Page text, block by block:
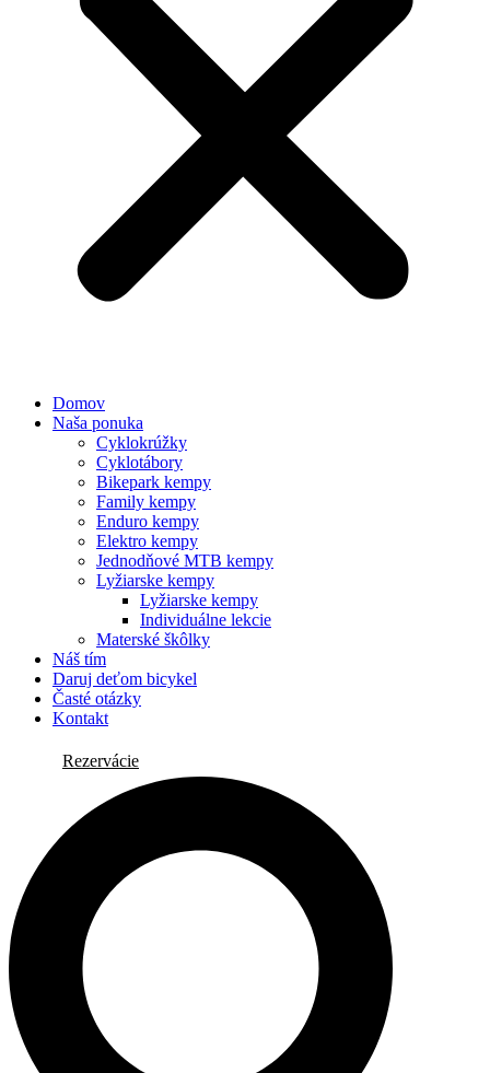
Domov
Naša ponuka
Cyklokrúžky
Cyklotábory
Bikepark kempy
Family kempy
Enduro kempy
Elektro kempy
Jednodňové MTB kempy
Lyžiarske kempy
Lyžiarske kempy
Individuálne lekcie
Materské škôlky
Náš tím
Daruj deťom bicykel
Časté otázky
Kontakt
Rezervácie